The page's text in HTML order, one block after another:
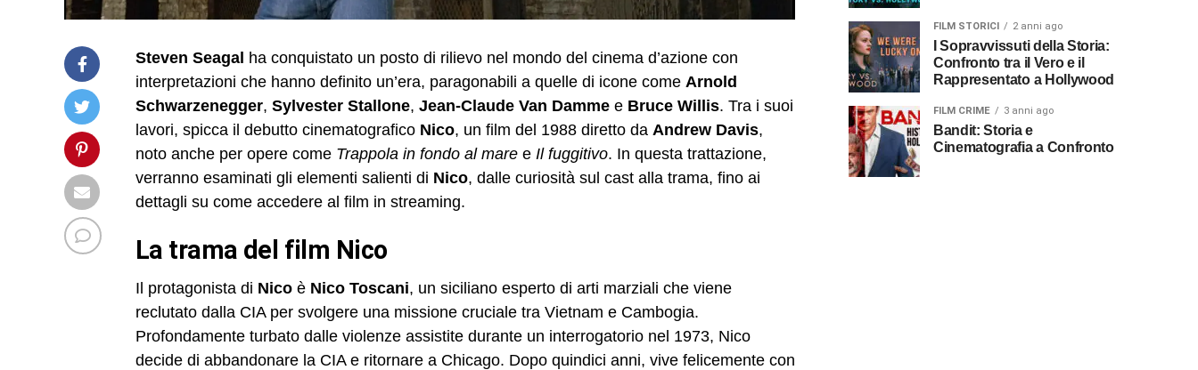
Steven Seagal ha conquistato un posto di rilievo nel mondo del cinema d’azione con
interpretazioni che hanno definito un’era, paragonabili a quelle di icone come Arnold
Schwarzenegger, Sylvester Stallone, Jean-Claude Van Damme e Bruce Willis. Tra i suoi
lavori, spicca il debutto cinematografico Nico, un film del 1988 diretto da Andrew Davis,
noto anche per opere come Trappola in fondo al mare e Il fuggitivo. In questa trattazione,
verranno esaminati gli elementi salienti di Nico, dalle curiosità sul cast alla trama, fino ai
dettagli su come accedere al film in streaming.
La trama del film Nico
Il protagonista di Nico è Nico Toscani, un siciliano esperto di arti marziali che viene
reclutato dalla CIA per svolgere una missione cruciale tra Vietnam e Cambogia.
Profondamente turbato dalle violenze assistite durante un interrogatorio nel 1973, Nico
decide di abbandonare la CIA e ritornare a Chicago. Dopo quindici anni, vive felicemente con
FILM STORICI 2 anni ago
Confronto tra il Vero e il
Rappresentato a Hollywood
FILM CRIME 3 anni ago
Bandit: Storia e
Cinematografia a Confronto